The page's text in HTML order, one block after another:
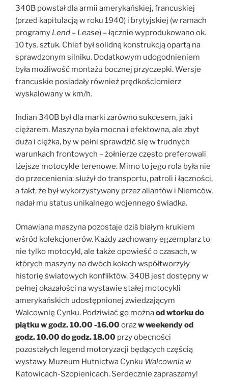
340B powstał dla armii amerykańskiej, francuskiej
(przed kapitulacją w roku 1940) i brytyjskiej (w ramach
programy Lend – Lease) – łącznie wyprodukowano ok.
10 tys. sztuk. Chief był solidną konstrukcją opartą na
sprawdzonym silniku. Dodatkowym udogodnieniem
była możliwość montażu bocznej przyczepki. Wersje
francuskie posiadały również prędkościomierz
wyskalowany w km/h.
Indian 340B był dla marki zarówno sukcesem, jak i
ciężarem. Maszyna była mocna i efektowna, ale zbyt
duża i ciężka, by w pełni sprawdzić się w trudnych
warunkach frontowych – żołnierze często preferowali
lżejsze motocykle terenowe. Mimo to jego rola była nie
do przecenienia: służył do transportu, patroli i łączności,
a fakt, że był wykorzystywany przez aliantów i Niemców,
nadał mu status unikalnego wojennego świadka.
Omawiana maszyna pozostaje dziś białym krukiem
wśród kolekcjonerów. Każdy zachowany egzemplarz to
nie tylko motocykl, ale także opowieść o czasach, w
których maszyny na dwóch kołach współtworzyły
historię światowych konfliktów. 340B jest dostępny w
pełnej okazałości na wystawie stałej motocykli
amerykańskich udostępnionej zwiedzającym
Walcownię Cynku. Podziwiać go możnaod wtorku do
piątku w godz. 10.00 -16.00orazw weekendy od
godz. 10.00 do godz. 18.00 przy obecności
pozostałych legend motoryzacji będących częścią
wystawy Muzeum Hutnictwa Cynku Walcowniaw
Katowicach-Szopienicach. Serdecznie zapraszamy!